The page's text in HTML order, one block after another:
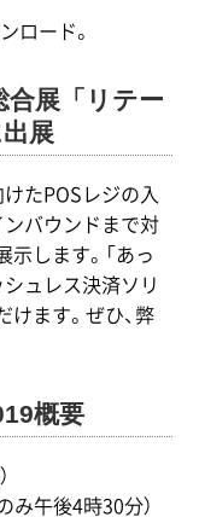
ロード。
合展「リテー
展
たPOSレジの入
ンバウンドまで対
します。「あっ
ュレス決済ソリ
ます。ぜひ、弊
概要
み午後4時30分）